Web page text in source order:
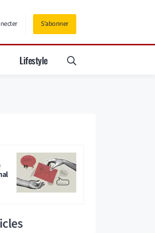
S'abonner
Lifestyle